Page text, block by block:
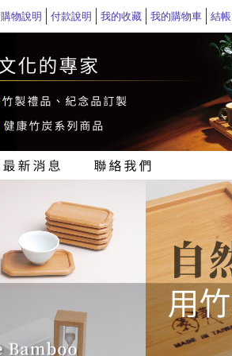
購物說明 付款說明 我的收藏 我的購物車 結帳